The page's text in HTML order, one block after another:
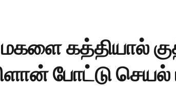
மகளை கத்தியால்
போட்டு செயல்